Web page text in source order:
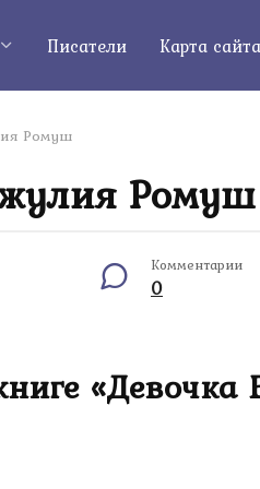
Писатели Карта сайта
Ромуш
Ромуш
Комментарии
0
«Девочка